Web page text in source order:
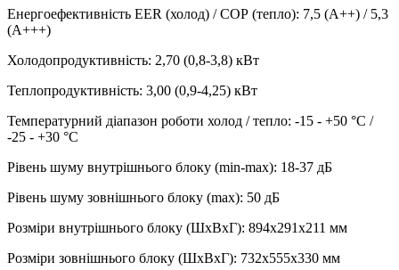
Енергоефективність EER (холод) / СОР (тепло): 7,5 (А++) / 5,3
(А+++)
Холодопродуктивність: 2,70 (0,8-3,8) кВт
Теплопродуктивність: 3,00 (0,9-4,25) кВт
Температурний діапазон роботи холод / тепло: -15 - +50 °С /
-25 - +30 °С
Рівень шуму внутрішнього блоку (min-max): 18-37 дБ
Рівень шуму зовнішнього блоку (max): 50 дБ
Розміри внутрішнього блоку (ШхВхГ): 894х291х211 мм
Розміри зовнішнього блоку (ШхВхГ): 732х555х330 мм